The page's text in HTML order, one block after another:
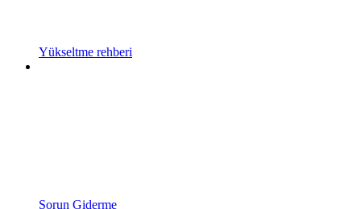
Yükseltme rehberi
Sorun Giderme